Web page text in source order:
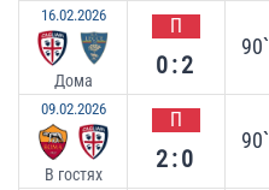
16.02.2026
Дома
П
0:2
90`
09.02.2026
В гостях
П
2:0
90`